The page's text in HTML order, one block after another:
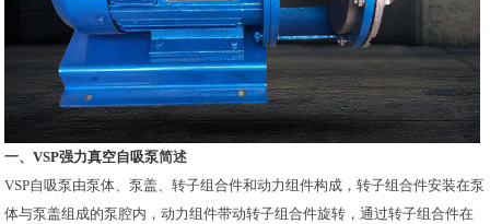
一、VSP强力真空自吸泵简述
VSP自吸泵由泵体、泵盖、转子组合件和动力组件构成，转子组合件安装在泵
体与泵盖组成的泵腔内，动力组件带动转子组合件旋转，通过转子组合件在